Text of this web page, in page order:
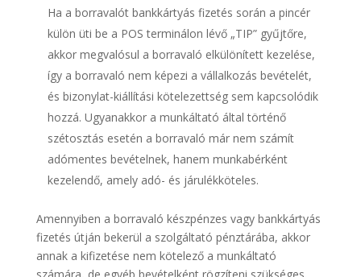
Ha a borravalót bankkártyás fizetés során a pincér
külön üti be a POS terminálon lévő „TIP” gyűjtőre,
akkor megvalósul a borravaló elkülönített kezelése,
így a borravaló nem képezi a vállalkozás bevételét,
és bizonylat-kiállítási kötelezettség sem kapcsolódik
hozzá. Ugyanakkor a munkáltató által történő
szétosztás esetén a borravaló már nem számít
adómentes bevételnek, hanem munkabérként
kezelendő, amely adó- és járulékköteles.
Amennyiben a borravaló készpénzes vagy bankkártyás
fizetés útján bekerül a szolgáltató pénztárába, akkor
annak a kifizetése nem kötelező a munkáltató